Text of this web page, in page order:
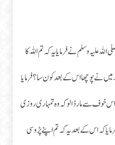
علیہ وسلم نے فرمایا یہ کہ تم اللہ کا
نے پوچھا اس کے بعد کون سا؟ فرمایا
خوف سے مار ڈالو کہ وہ تمہاری روزی
کہ اس کے بعد یہ کہ تم اپنے پڑوسی